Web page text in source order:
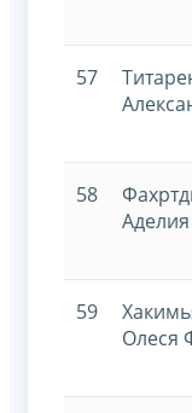
57
58
59
Олеся